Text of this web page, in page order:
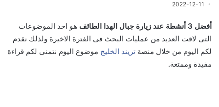
2022-12-11
أفضل 3 أنشطة عند زيارة جبال الهدا الطائف
هو احد الموضوعات
التى لاقت العديد من عمليات البحث فى الفترة الاخيرة ولذلك نقدم
لكم اليوم من خلال منصة تريند الخليج موضوع اليوم نتمنى لكم قراءة
مفيدة وممتعة.